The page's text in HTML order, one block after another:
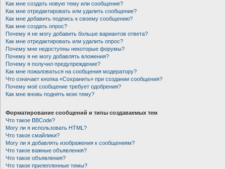
Как мне создать новую тему или сообщение?
Как мне отредактировать или удалить сообщение?
Как мне добавить подпись к своему сообщению?
Как мне создать опрос?
Почему я не могу добавить больше вариантов ответа?
Как мне отредактировать или удалить опрос?
Почему мне недоступны некоторые форумы?
Почему я не могу добавлять вложения?
Почему я получил предупреждение?
Как мне пожаловаться на сообщения модератору?
Что означает кнопка «Сохранить» при создании сообщения?
Почему моё сообщение требует одобрения?
Как мне вновь поднять мою тему?
Форматирование сообщений и типы создаваемых тем
Что такое BBCode?
Могу ли я использовать HTML?
Что такое смайлики?
Могу ли я добавлять изображения к сообщениям?
Что такое важные объявления?
Что такое объявления?
Что такое прилепленные темы?